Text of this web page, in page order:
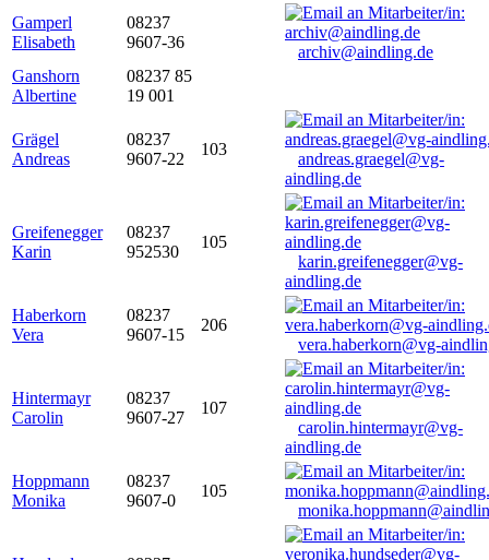
Gamperl
Elisabeth
08237
9607-36
archiv@aindling.de
Ganshorn
Albertine
08237 85
19 001
Grägel
Andreas
08237
9607-22
103
andreas.graegel@vg-
aindling.de
Greifenegger
Karin
08237
952530
105
karin.greifenegger@vg-
aindling.de
Haberkorn
Vera
08237
9607-15
206
vera.haberkorn@vg-
Hintermayr
Carolin
08237
9607-27
107
carolin.hintermayr@vg-
aindling.de
Hoppmann
Monika
08237
9607-0
105